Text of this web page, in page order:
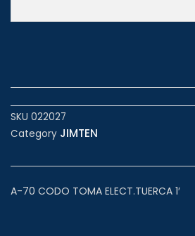
SKU 022027
Category JIMTEN
A-70 CODO TOMA ELECT.TUERCA 1′